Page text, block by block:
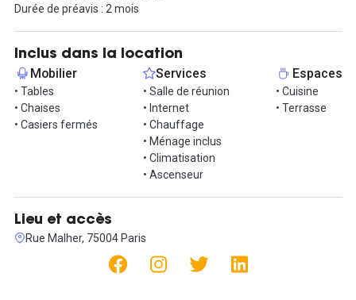
Accessibilité :
- Métro Saint-Paul (ligne 1) à 2 min à pied
- Métro Hôtel de Ville (lignes 1 et 11) à 6 min
- Nombreuses lignes de bus à proximité
Contactez nous pour visiter !
Durée de préavis : 2 mois
Inclus dans la location
Mobilier
• Tables
• Chaises
• Casiers fermés
Services
• Salle de réunion
• Internet
• Chauffage
• Ménage inclus
• Climatisation
• Ascenseur
Espaces
• Cuisine
• Terrasse
Lieu et accès
Rue Malher, 75004 Paris